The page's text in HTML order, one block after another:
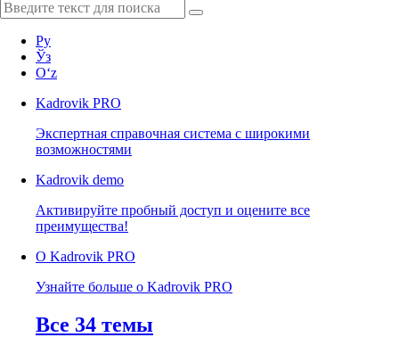
Ру
Ўз
Oʻz
Kadrovik PRO
Экспертная справочная система с широкими
возможностями
Kadrovik demo
Активируйте пробный доступ и оцените все
преимущества!
О Kadrovik PRO
Узнайте больше о Kadrovik PRO
Все 34 темы